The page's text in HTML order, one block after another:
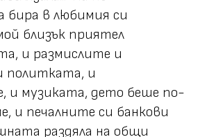
бира в любимия си
близък приятел
и размислите и
политката, и
и музиката, дето беше по-
и печалните си банкови
раздяла на общи